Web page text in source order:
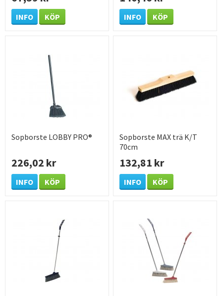
INFO KÖP INFO KÖP
Sopborste LOBBY PRO®
226,02 kr
INFO KÖP
Sopborste MAX trä K/T
70cm
132,81 kr
INFO KÖP